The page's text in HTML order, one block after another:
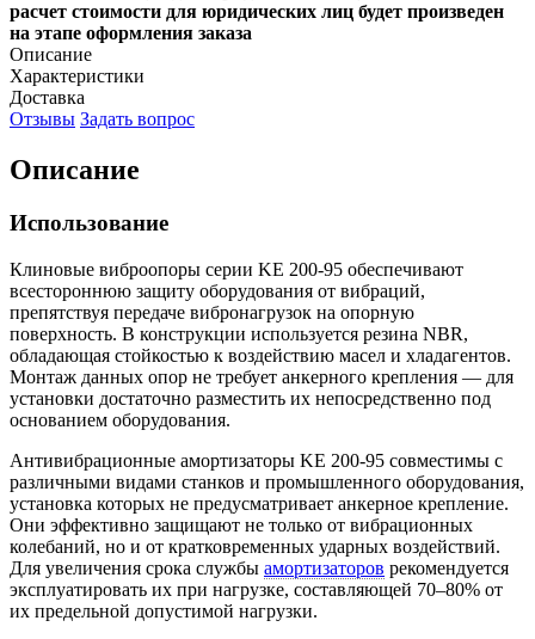
расчет стоимости для юридических лиц будет произведен
на этапе оформления заказа
Описание
Характеристики
Доставка
Отзывы Задать вопрос
Описание
Использование
Клиновые виброопоры серии KE 200-95 обеспечивают
всестороннюю защиту оборудования от вибраций,
препятствуя передаче вибронагрузок на опорную
поверхность. В конструкции используется резина NBR,
обладающая стойкостью к воздействию масел и хладагентов.
Монтаж данных опор не требует анкерного крепления — для
установки достаточно разместить их непосредственно под
основанием оборудования.
Антивибрационные амортизаторы KE 200-95 совместимы с
различными видами станков и промышленного оборудования,
установка которых не предусматривает анкерное крепление.
Они эффективно защищают не только от вибрационных
колебаний, но и от кратковременных ударных воздействий.
Для увеличения срока службы амортизаторов рекомендуется
эксплуатировать их при нагрузке, составляющей 70–80% от
их предельной допустимой нагрузки.